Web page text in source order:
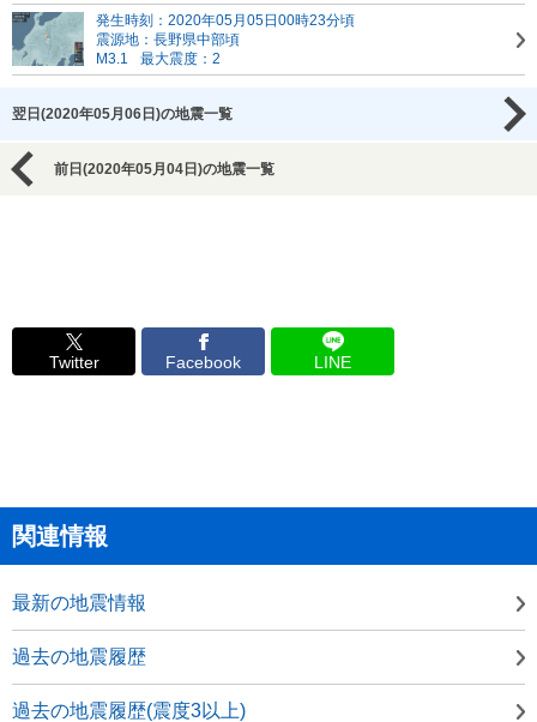
発生時刻：2020年05月05日00時23分頃
震源地：長野県中部頃
M3.1
最大震度：2
翌日(2020年05月06日)の地震一覧
前日(2020年05月04日)の地震一覧
Twitter Facebook LINE
関連情報
最新の地震情報
過去の地震履歴
過去の地震履歴(震度3以上)